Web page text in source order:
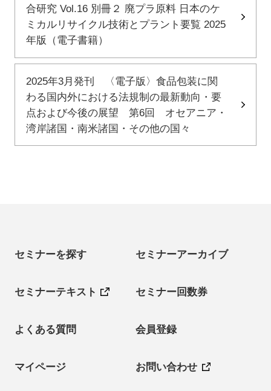
合研究 Vol.16 別冊２ 廃プラ原料 日本のケ
ミカルリサイクル技術とプラント要覧 2025
年版（電子書籍）
2025年3月発刊 〈電子版〉食品包装に関
わる国内外における法規制の最新動向・要
点および今後の展望 第6回 オセアニア・
湾岸諸国・南米諸国・その他の国々
セミナーを探す セミナーアーカイブ
セミナーテキスト セミナー回数券
よくある質問 会員登録
マイページ お問い合わせ